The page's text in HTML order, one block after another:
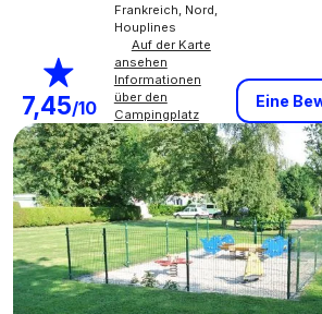
7,45/10
Frankreich, Nord,
Houplines
Auf der Karte
ansehen
Informationen
über den
Campingplatz
Eine